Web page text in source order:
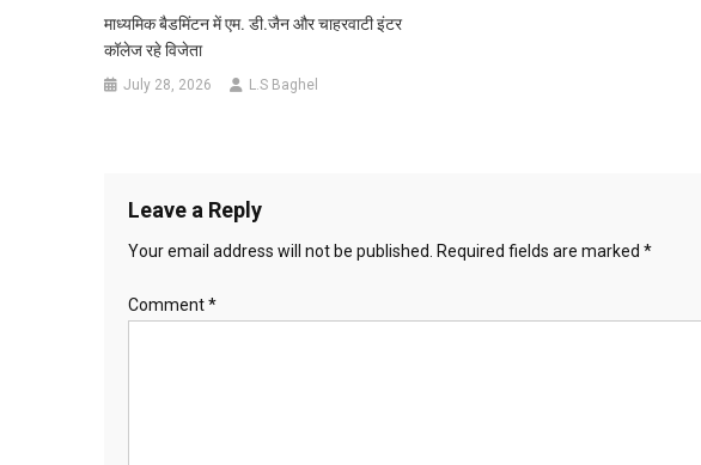
माध्यमिक बैडमिंटन में एम. डी.जैन और चाहरवाटी इंटर
कॉलेज रहे विजेता
July 28, 2026 L.S Baghel
Leave a Reply
Your email address will not be published. Required fields are marked *
Comment*